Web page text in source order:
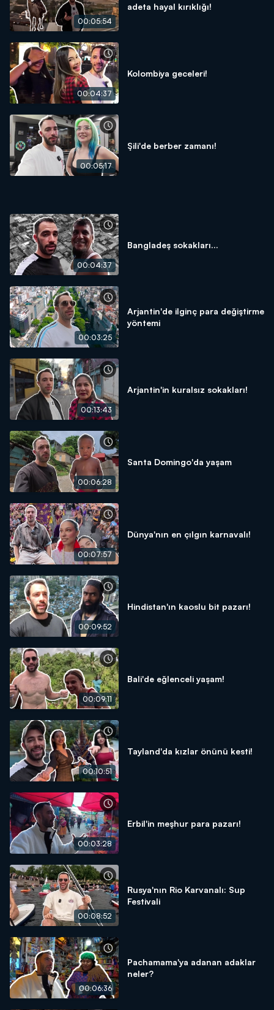
00:05:54
adeta hayal kırıklığı!
00:04:37
Kolombiya geceleri!
00:05:17
Şili'de berber zamanı!
00:04:37
Bangladeş sokakları...
00:03:25
Arjantin'de ilginç para değiştirme
yöntemi
00:13:43
Arjantin'in kuralsız sokakları!
00:06:28
Santa Domingo'da yaşam
00:07:57
Dünya'nın en çılgın karnavalı!
00:09:52
Hindistan'ın kaoslu bit pazarı!
00:09:11
Bali'de eğlenceli yaşam!
00:10:51
Tayland'da kızlar önünü kesti!
00:03:28
Erbil'in meşhur para pazarı!
00:08:52
Rusya'nın Rio Karvanalı: Sup
Festivali
00:06:36
Pachamama'ya adanan adaklar
neler?